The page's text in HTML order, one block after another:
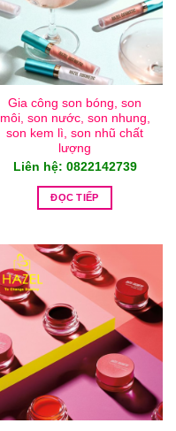
Gia công son bóng, son
môi, son nước, son nhung,
son kem lì, son nhũ chất
lượng
Liên hệ: 0822142739
ĐỌC TIẾP